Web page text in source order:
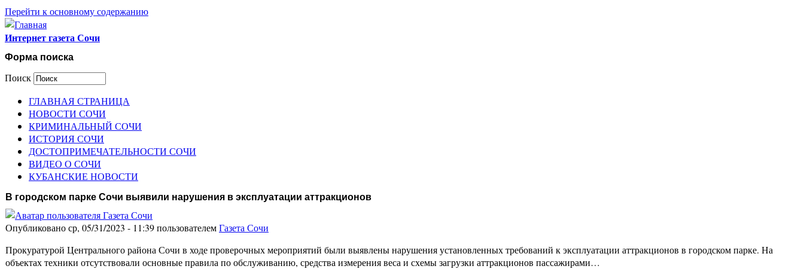
Перейти к основному содержанию
Интернет газета Сочи
Форма поиска
Поиск
ГЛАВНАЯ СТРАНИЦА
НОВОСТИ СОЧИ
КРИМИНАЛЬНЫЙ СОЧИ
ИСТОРИЯ СОЧИ
ДОСТОПРИМЕЧАТЕЛЬНОСТИ СОЧИ
ВИДЕО О СОЧИ
КУБАНСКИЕ НОВОСТИ
В городском парке Сочи выявили нарушения в эксплуатации аттракционов
Опубликовано ср, 05/31/2023 - 11:39 пользователемГазета Сочи
Прокуратурой Центрального района Сочи в ходе проверочных мероприятий были выявлены нарушения установленных требований к эксплуатации аттракционов в городском парке. На
объектах техники отсутствовали основные правила по обслуживанию, средства измерения веса и схемы загрузки аттракционов пассажирами…